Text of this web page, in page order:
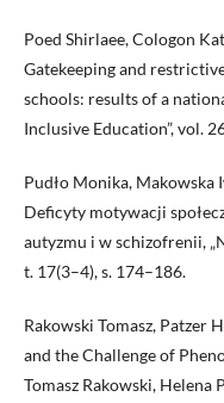
Poed Shirlaee, Cologon
Gatekeeping and
schools: results of a
Inclusive Education”, vol.
Pudło Monika, Makowska
Deficyty motywacji
autyzmu i w schizofrenii,
t. 17(3–4), s. 174–186.
Rakowski Tomasz, Patzer
and the Challenge of
Tomasz Rakowski, Helena